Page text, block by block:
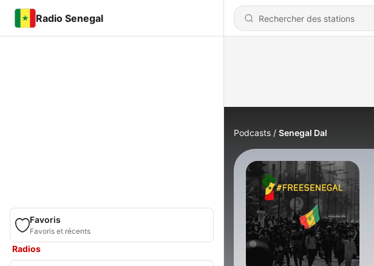
Radio Senegal
Favoris
Favoris et récents
Radios
Podcasts Senegal Dal